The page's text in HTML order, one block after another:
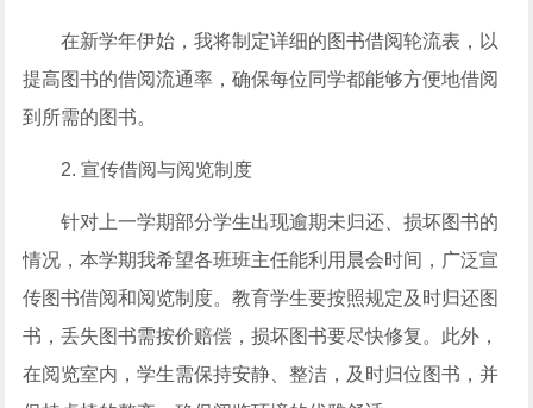
在新学年伊始，我将制定详细的图书借阅轮流表，以
提高图书的借阅流通率，确保每位同学都能够方便地借阅
到所需的图书。
2. 宣传借阅与阅览制度
针对上一学期部分学生出现逾期未归还、损坏图书的
情况，本学期我希望各班班主任能利用晨会时间，广泛宣
传图书借阅和阅览制度。教育学生要按照规定及时归还图
书，丢失图书需按价赔偿，损坏图书要尽快修复。此外，
在阅览室内，学生需保持安静、整洁，及时归位图书，并